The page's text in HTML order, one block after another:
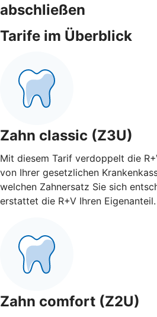
abschließen
Tarife im Überblick
Zahn classic (Z3U)
Mit diesem Tarif verdoppelt die
von Ihrer gesetzlichen
welchen Zahnersatz Sie sich
erstattet die R+V Ihren Eigenanteil.
Zahn comfort (Z2U)